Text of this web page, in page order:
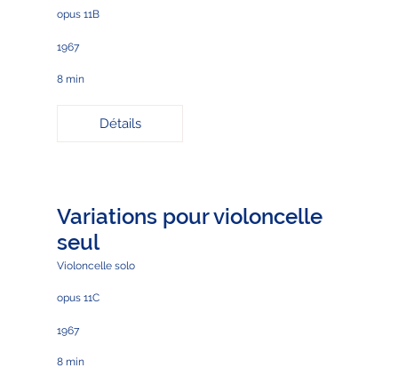
opus 11B
1967
8 min
Détails
Variations pour violoncelle
seul
Violoncelle solo
opus 11C
1967
8 min